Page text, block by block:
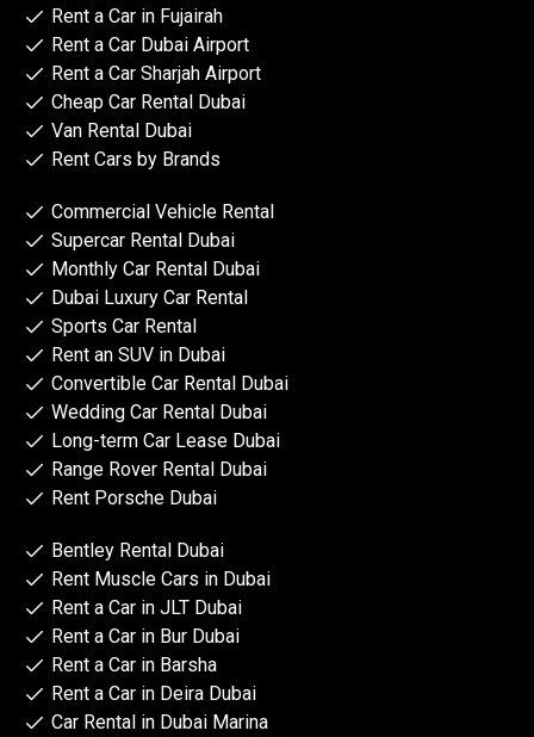
Rent a Car in Fujairah
Rent a Car Dubai Airport
Rent a Car Sharjah Airport
Cheap Car Rental Dubai
Van Rental Dubai
Rent Cars by Brands
Commercial Vehicle Rental
Supercar Rental Dubai
Monthly Car Rental Dubai
Dubai Luxury Car Rental
Sports Car Rental
Rent an SUV in Dubai
Convertible Car Rental Dubai
Wedding Car Rental Dubai
Long-term Car Lease Dubai
Range Rover Rental Dubai
Rent Porsche Dubai
Bentley Rental Dubai
Rent Muscle Cars in Dubai
Rent a Car in JLT Dubai
Rent a Car in Bur Dubai
Rent a Car in Barsha
Rent a Car in Deira Dubai
Car Rental in Dubai Marina